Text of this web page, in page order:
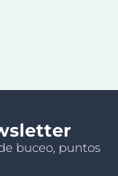
buceo, puntos